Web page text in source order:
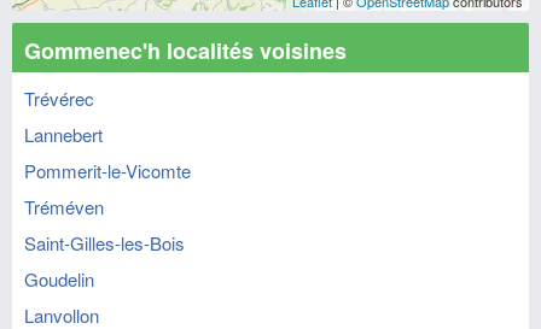
Gommenec'h localités voisines
Trévérec
Lannebert
Pommerit-le-Vicomte
Tréméven
Saint-Gilles-les-Bois
Goudelin
Lanvollon